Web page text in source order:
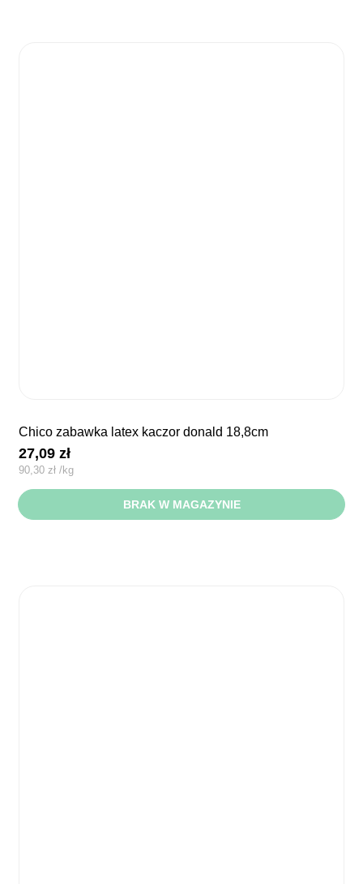
chico zabawka latex kaczor donald 18,8cm
27,09zł
90,30zł /kg
BRAK W MAGAZYNIE